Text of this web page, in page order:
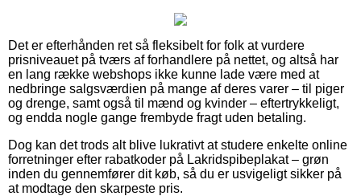
Det er efterhånden ret så fleksibelt for folk at vurdere
prisniveauet på tværs af forhandlere på nettet, og altså har
en lang række webshops ikke kunne lade være med at
nedbringe salgsværdien på mange af deres varer – til piger
og drenge, samt også til mænd og kvinder – eftertrykkeligt,
og endda nogle gange frembyde fragt uden betaling.
Dog kan det trods alt blive lukrativt at studere enkelte online
forretninger efter rabatkoder på Lakridspibeplakat – grøn
inden du gennemfører dit køb, så du er usvigeligt sikker på
at modtage den skarpeste pris.